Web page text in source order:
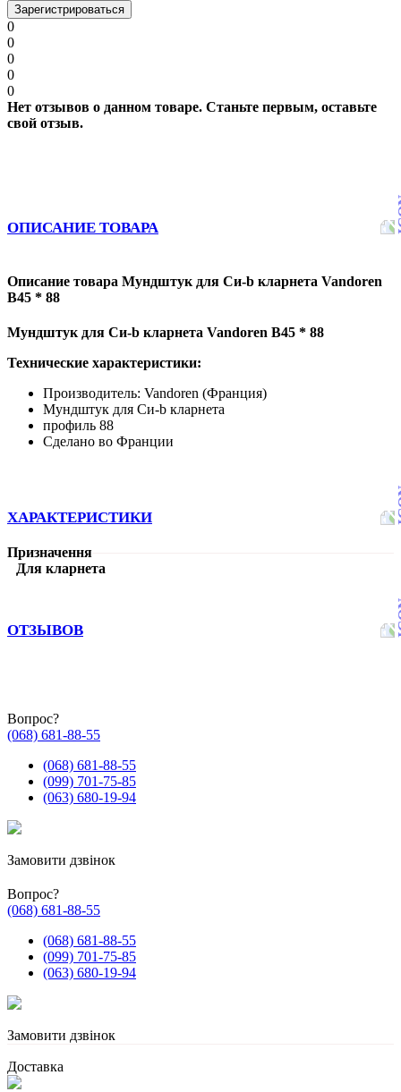
Зарегистрироваться
0
0
0
0
0
Нет отзывов о данном товаре. Станьте первым, оставьте
свой отзыв.
ОПИСАНИЕ ТОВАРА
Описание товара Мундштук для Си-b кларнета Vandoren
B45 * 88
Мундштук для Си-b кларнета Vandoren B45 * 88
Технические характеристики:
Производитель: Vandoren (Франция)
Мундштук для Си-b кларнета
профиль 88
Сделано во Франции
ХАРАКТЕРИСТИКИ
Призначення
Для кларнета
ОТЗЫВОВ
Вопрос?
(068) 681-88-55
(068) 681-88-55
(099) 701-75-85
(063) 680-19-94
Замовити дзвінок
Вопрос?
(068) 681-88-55
(068) 681-88-55
(099) 701-75-85
(063) 680-19-94
Замовити дзвінок
Доставка